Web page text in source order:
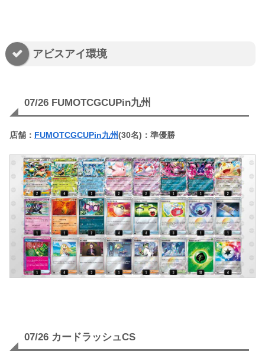
アビスアイ環境
07/26 FUMOTCGCUPin九州
店舗： FUMOTCGCUPin九州(30名)：準優勝
07/26 カードラッシュCS